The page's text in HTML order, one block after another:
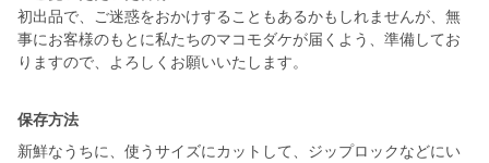
初出品で、ご迷惑をおかけすることもあるかもしれませんが、無
事にお客様のもとに私たちのマコモダケが届くよう、準備してお
りますので、よろしくお願いいたします。
保存方法
新鮮なうちに、使うサイズにカットして、ジップロックなどにい